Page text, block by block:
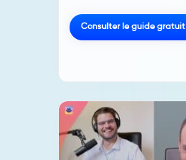
Consulter le guide gratuit